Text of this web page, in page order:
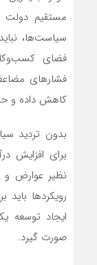
مستقیم دولت
سیاست‌ها،
فضای
فشارهای
کاهش داده و
بدون تردید
برای افزایش
نظیر عوارض و
رویکردها
ایجاد توسعه
صورت گیرد.